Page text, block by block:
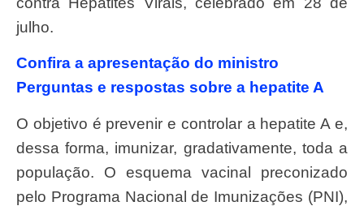
julho.
Confira a apresentação do ministro
Perguntas e respostas sobre a hepatite A
O objetivo é prevenir e controlar a hepatite A e,
dessa forma, imunizar, gradativamente, toda a
população. O esquema vacinal preconizado
pelo Programa Nacional de Imunizações (PNI),